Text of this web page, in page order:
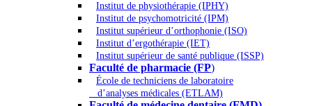
Institut de physiothérapie (IPHY)
Institut de psychomotricité (IPM)
Institut supérieur d’orthophonie (ISO)
Institut d’ergothérapie (IET)
Institut supérieur de santé publique (ISSP)
Faculté de pharmacie (FP)
École de techniciens de laboratoire
d’analyses médicales (ETLAM)